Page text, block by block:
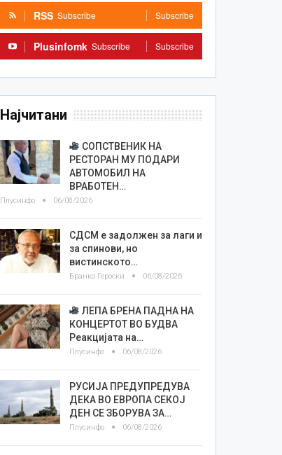
RSS Subscribe Subscribe
Plusinfomk Subscribe Subscribe
Најчитани
СОПСТВЕНИК НА
РЕСТОРАН МУ ПОДАРИ
АВТОМОБИЛ НА
ВРАБОТЕН…
Плусинфо 06/08/2026
СДСМ е задолжен за лаги и
за спинови, но
вистинското…
Бранко Героски 06/08/2026
ЛЕПА БРЕНА ПАДНА НА
КОНЦЕРТОТ ВО БУДВА
Реакцијата на…
Плусинфо 06/08/2026
РУСИЈА ПРЕДУПРЕДУВА
ДЕКА ВО ЕВРОПА СЕКОЈ
ДЕН СЕ ЗБОРУВА ЗА…
Плусинфо 06/08/2026